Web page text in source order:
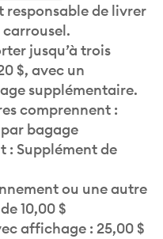
responsable de livrer
carrousel.
jusqu’à trois
$, avec un
supplémentaire.
comprennent :
bagage
: Supplément de
ou une autre
10,00 $
affichage : 25,00 $